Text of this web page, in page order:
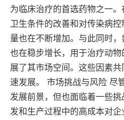
为临床治疗的首选药物之一
卫生条件的改善和对传染病
量也在不断增加。与此同时
也在稳步增长，用于治疗动
展了其市场空间。这些因素
速发展。 市场挑战与风险 尽
发展前景，但也面临着一些
发和生产过程中的高成本对企